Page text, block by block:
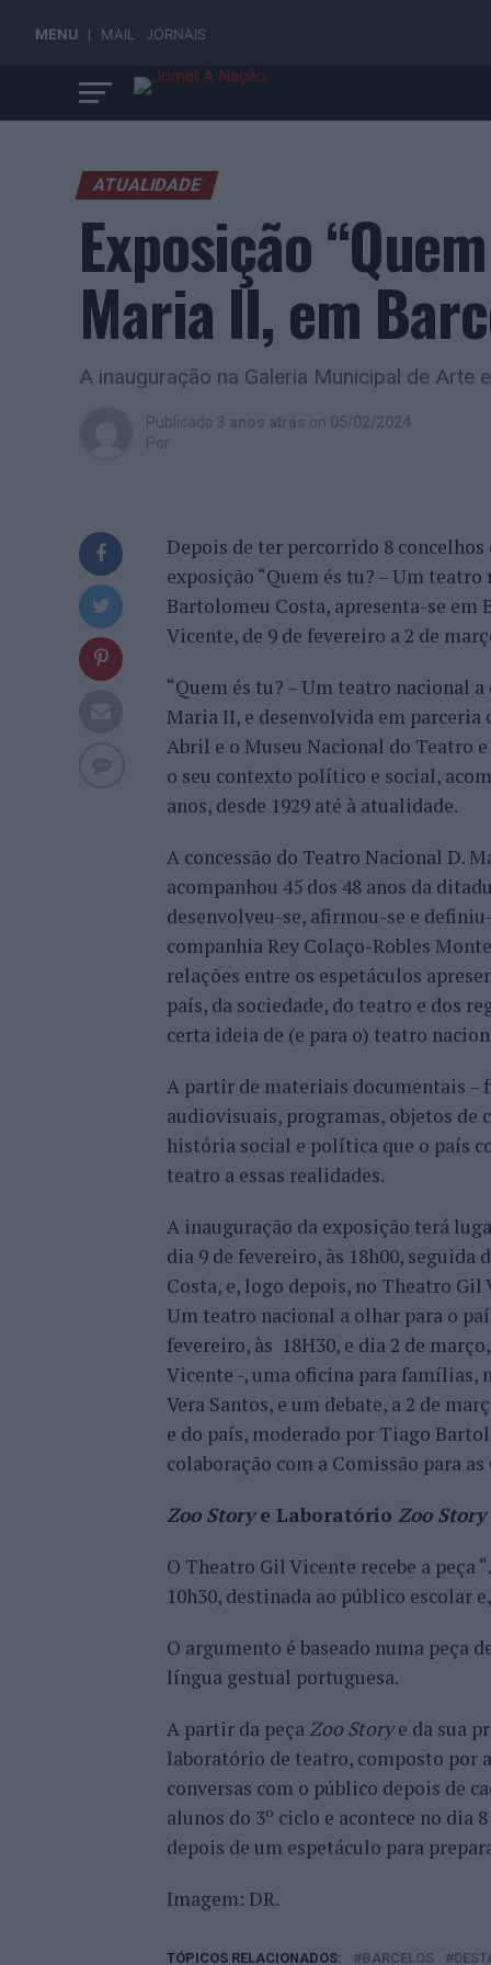
MENU MAIL JORNAIS
ATUALIDADE
Exposição
Maria II, em
A inauguração na Galeria Municipal de
Publicado 3 anos atrás on 05/02/2024
Por
Depois de ter percorrido 8
exposição “Quem és tu? – Um
Bartolomeu Costa, apresenta-se
Vicente, de 9 de fevereiro a 2 de
“Quem és tu? – Um teatro nacional
Maria II, e desenvolvida em parceria
Abril e o Museu Nacional do Teatro
o seu contexto político e social,
anos, desde 1929 até à atualidade.
A concessão do Teatro Nacional D.
acompanhou 45 dos 48 anos da
desenvolveu-se, afirmou-se e
companhia Rey Colaço-Robles
relações entre os espetáculos
país, da sociedade, do teatro e dos
certa ideia de (e para o) teatro
A partir de materiais documentais –
audiovisuais, programas, objetos de
história social e política que o país
teatro a essas realidades.
A inauguração da exposição terá
dia 9 de fevereiro, às 18h00,
Costa, e, logo depois, no Theatro Gil
Um teatro nacional a olhar para o
fevereiro, às 18H30, e dia 2 de
Vicente -, uma oficina para famílias,
Vera Santos, e um debate, a 2 de
e do país, moderado por Tiago
colaboração com a Comissão para
Zoo Storye Laboratório Zoo Story
O Theatro Gil Vicente recebe a peça “
10h30, destinada ao público escolar
O argumento é baseado numa peça
língua gestual portuguesa.
A partir da peça Zoo Storye da sua
laboratório de teatro, composto por
conversas com o público depois de
alunos do 3º ciclo e acontece no dia
depois de um espetáculo para
Imagem: DR.
TÓPICOS RELACIONADOS: BARCELOS